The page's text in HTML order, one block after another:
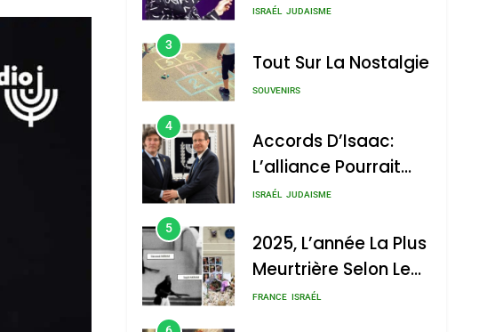
Tout Sur La Nostalgie
4
Accords D’Isaac:
S’étendre À 13 Pays
D’Amérique Latine
ISRAÉL JUDAISME
5
2025, L’année La Plus
Rapport D’ADL
Contre
L’antisémitisme
FRANCE ISRAÉL
6
FIÈRE, DIGNE ET